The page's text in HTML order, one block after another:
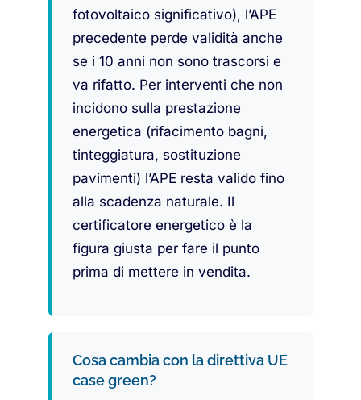
fotovoltaico significativo), l’APE
precedente perde validità anche
se i 10 anni non sono trascorsi e
va rifatto. Per interventi che non
incidono sulla prestazione
energetica (rifacimento bagni,
tinteggiatura, sostituzione
pavimenti) l’APE resta valido fino
alla scadenza naturale. Il
certificatore energetico è la
figura giusta per fare il punto
prima di mettere in vendita.
Cosa cambia con la direttiva UE
case green?